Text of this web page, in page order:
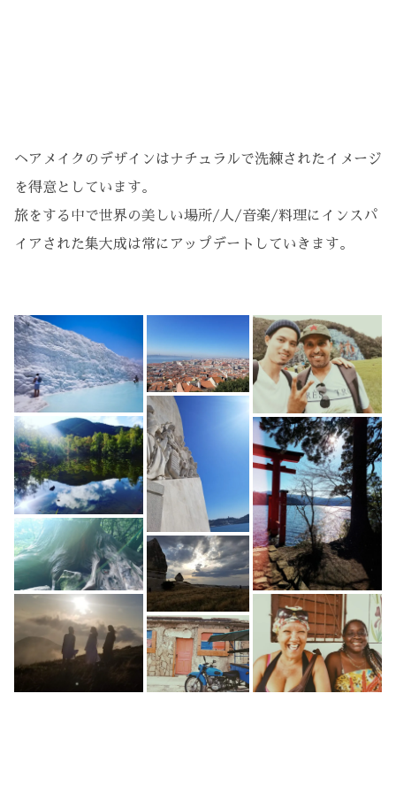
ヘアメイクのデザインはナチュラルで洗練されたイメージ
を得意としています。
旅をする中で世界の美しい場所/人/音楽/料理にインスパ
イアされた集大成は常にアップデートしていきます。